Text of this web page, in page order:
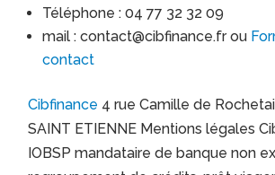
Téléphone : 04 77 32 32 09
mail : contact@cibfinance.fr ou
contact
Cibfinance 4 rue Camille de
SAINT ETIENNE Mentions légales
IOBSP mandataire de banque non